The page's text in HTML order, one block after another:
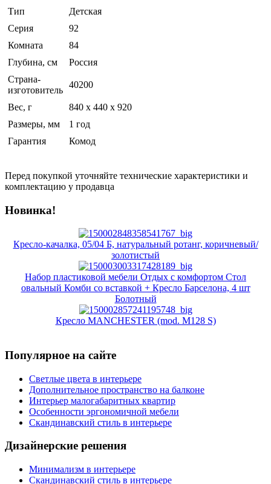
Тип
Детская
Серия
92
Комната
84
Глубина, см
Россия
Страна-
изготовитель
40200
Вес, г
840 x 440 x 920
Размеры, мм
1 год
Гарантия
Комод
Перед покупкой уточняйте технические характеристики и
комплектацию у продавца
Новинка!
Кресло-качалка, 05/04 Б, натуральный ротанг, коричневый/
золотистый
Набор пластиковой мебели Отдых с комфортом Стол
овальный Комби со вставкой + Кресло Барселона, 4 шт
Болотный
Кресло MANCHESTER (mod. M128 S)
Популярное на сайте
Светлые цвета в интерьере
Дополнительное пространство на балконе
Интерьер малогабаритных квартир
Особенности эргономичной мебели
Скандинавский стиль в интерьере
Дизайнерские решения
Минимализм в интерьере
Скандинавский стиль в интерьере